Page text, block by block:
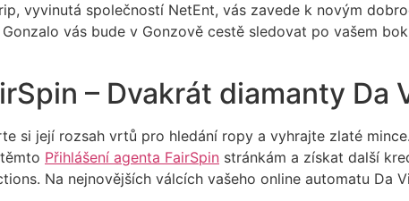
vyvinutá společností NetEnt, vás zavede k novým
vás bude v Gonzově cestě sledovat po vašem
– Dvakrát diamanty Da
si její rozsah vrtů pro hledání ropy a vyhrajte zlaté
Přihlášení agenta FairSpin stránkám a získat další
Na nejnovějších válcích vašeho online automatu Da